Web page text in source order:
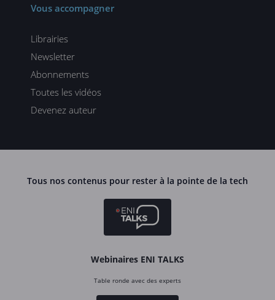
Vous accompagner
Librairies
Newsletter
Abonnements
Toutes les vidéos
Devenez auteur
Tous nos contenus pour rester à la pointe de la tech
Webinaires ENI TALKS
Table ronde avec des experts